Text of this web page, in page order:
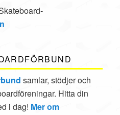
samlar, stödjer och
Hitta din
i dag! Mer om